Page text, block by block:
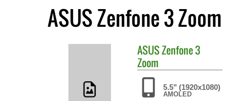
ASUS Zenfone 3
ASUSZenfone 3
Zoom
5.5" (1920x1080)
AMOLED